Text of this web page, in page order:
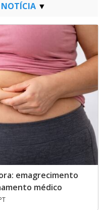
NOTÍCIA
emagrecimento
médico